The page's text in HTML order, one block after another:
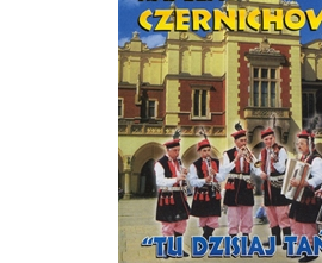
Kapela Czernichowska - Tu